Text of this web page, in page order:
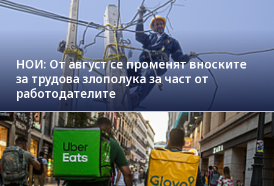
НОИ: От август се променят вноските
за трудова злополука за част от
работодателите